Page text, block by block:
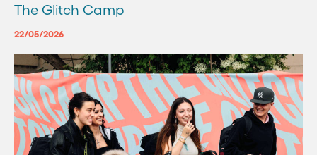
The Glitch Camp
22/05/2026